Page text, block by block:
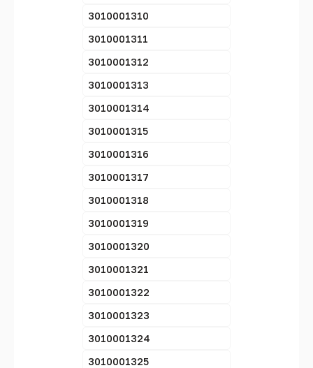
3010001310
3010001311
3010001312
3010001313
3010001314
3010001315
3010001316
3010001317
3010001318
3010001319
3010001320
3010001321
3010001322
3010001323
3010001324
3010001325